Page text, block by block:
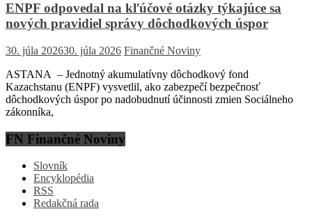
ENPF odpovedal na kľúčové otázky týkajúce sa
nových pravidiel správy dôchodkových úspor
30. júla 202630. júla 2026 Finančné Noviny
ASTANA – Jednotný akumulatívny dôchodkový fond
Kazachstanu (ENPF) vysvetlil, ako zabezpečí bezpečnosť
dôchodkových úspor po nadobudnutí účinnosti zmien Sociálneho
zákonníka,
FN Finančné Noviny
Slovník
Encyklopédia
RSS
Redakčná rada